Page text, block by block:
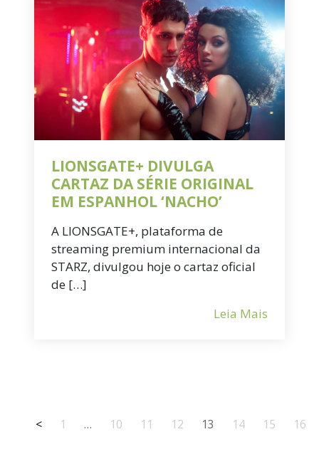
LIONSGATE+ DIVULGA
CARTAZ DA SÉRIE ORIGINAL
EM ESPANHOL ‘NACHO’
A LIONSGATE+, plataforma de
streaming premium internacional da
STARZ, divulgou hoje o cartaz oficial
de […]
Leia Mais
< 1 … 10 11 12 13 14 15 16